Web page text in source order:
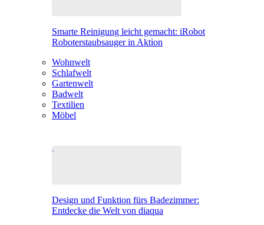
Smarte Reinigung leicht gemacht: iRobot
Roboterstaubsauger in Aktion
Wohnwelt
Schlafwelt
Gartenwelt
Badwelt
Textilien
Möbel
Design und Funktion fürs Badezimmer:
Entdecke die Welt von diaqua